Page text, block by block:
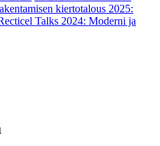
kiertotalous 2025:
Talks 2024: Moderni ja